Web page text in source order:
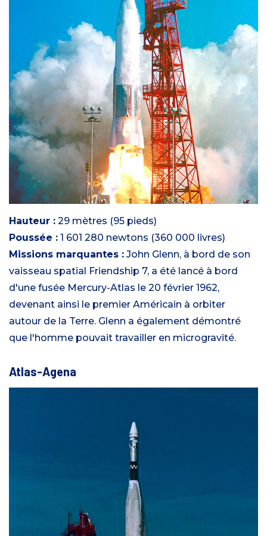
Hauteur : 29 mètres (95 pieds)
Poussée : 1 601 280 newtons (360 000 livres)
Missions marquantes : John Glenn, à bord de son
vaisseau spatial Friendship 7, a été lancé à bord
d'une fusée Mercury-Atlas le 20 février 1962,
devenant ainsi le premier Américain à orbiter
autour de la Terre. Glenn a également démontré
que l'homme pouvait travailler en microgravité.
Atlas-Agena